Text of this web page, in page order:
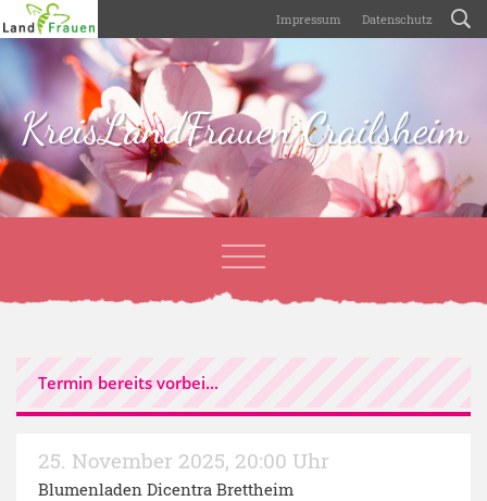
Impressum Datenschutz
KreisLandFrauen Crailsheim
Termin bereits vorbei...
25. November 2025, 20:00 Uhr
Blumenladen Dicentra Brettheim